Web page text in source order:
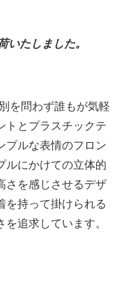
いたしました。
を問わず誰もが気軽
トとプラスチックテ
プルな表情のフロン
ルにかけての立体的
さを感じさせるデザ
を持って掛けられる
追求しています。